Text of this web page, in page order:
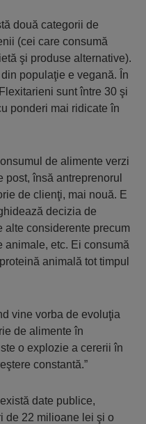
două categorii de
(cei care consumă
şi produse alternative).
populaţie e vegană. În
sunt între 30 şi
ponderi mai ridicate în
de alimente verzi
însă antreprenorul
de clienţi, mai nouă. E
decizia de
alte considerente precum
animale, etc. Ei consumă
animală tot timpul
vine vorba de evoluţia
de alimente în
o explozie a cererii în
constantă.”
date publice,
de 22 milioane lei şi o